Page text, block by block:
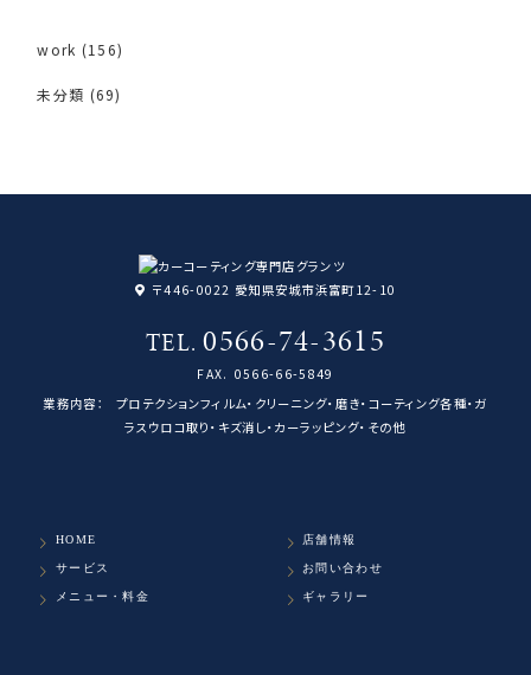
work (156)
未分類 (69)
〒446-0022 愛知県安城市浜富町12-10
TEL. 0566-74-3615
FAX. 0566-66-5849
業務内容：
プロテクションフィルム・クリーニング・磨き・コーティング各種・ガ
ラスウロコ取り・キズ消し・カーラッピング・その他
HOME
サービス
メニュー・料金
店舗情報
お問い合わせ
ギャラリー